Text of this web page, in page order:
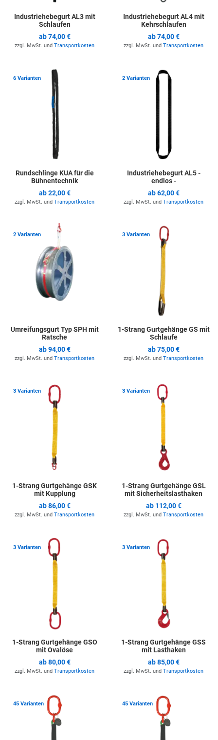
Industriehebegurt AL3 mit
Schlaufen
ab74,00 €
zzgl. MwSt. und Transportkosten
Industriehebegurt AL4 mit
Kehrschlaufen
ab74,00 €
zzgl. MwSt. und Transportkosten
6 Varianten Zur Merkliste hinzufügen
Rundschlinge KUA für die
Bühnentechnik
ab22,00 €
zzgl. MwSt. und Transportkosten
2 Varianten
Industriehebegurt AL5 -
endlos -
ab62,00 €
zzgl. MwSt. und Transportkosten
2 Varianten Zur Merkliste hinzufügen
Umreifungsgurt Typ SPH mit
Ratsche
ab94,00 €
zzgl. MwSt. und Transportkosten
3 Varianten
1-Strang Gurtgehänge GS mit
Schlaufe
ab75,00 €
zzgl. MwSt. und Transportkosten
3 Varianten Zur Merkliste hinzufügen
1-Strang Gurtgehänge GSK
mit Kupplung
ab86,00 €
zzgl. MwSt. und Transportkosten
3 Varianten
1-Strang Gurtgehänge GSL
mit Sicherheitslasthaken
ab 112,00 €
zzgl. MwSt. und Transportkosten
3 Varianten Zur Merkliste hinzufügen
1-Strang Gurtgehänge GSO
mit Ovalöse
ab80,00 €
zzgl. MwSt. und Transportkosten
3 Varianten
1-Strang Gurtgehänge GSS
mit Lasthaken
ab85,00 €
zzgl. MwSt. und Transportkosten
45 Varianten Zur Merkliste hinzufügen
45 Varianten